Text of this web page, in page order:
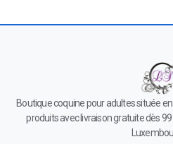
Boutique coquine pour adultes située
produits avec livraison gratuite dès